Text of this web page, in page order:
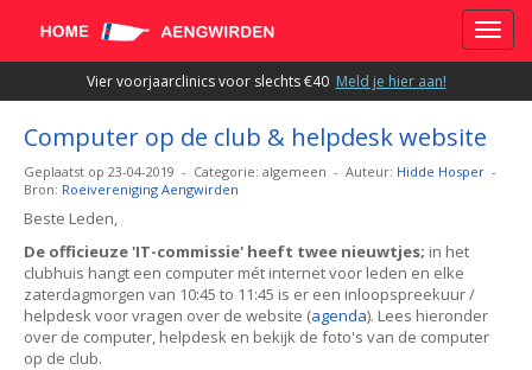
Vier voorjaarclinics voor slechts €40 Meld je hier aan!
Computer op de club & helpdesk website
Geplaatst op 23-04-2019 - Categorie: algemeen - Auteur: Hidde Hosper -
Bron: Roeivereniging Aengwirden
Beste Leden,
De officieuze 'IT-commissie' heeft twee nieuwtjes; in het
clubhuis hangt een computer mét internet voor leden en elke
zaterdagmorgen van 10:45 to 11:45 is er een inloopspreekuur /
helpdesk voor vragen over de website (agenda). Lees hieronder
over de computer, helpdesk en bekijk de foto's van de computer
op de club.